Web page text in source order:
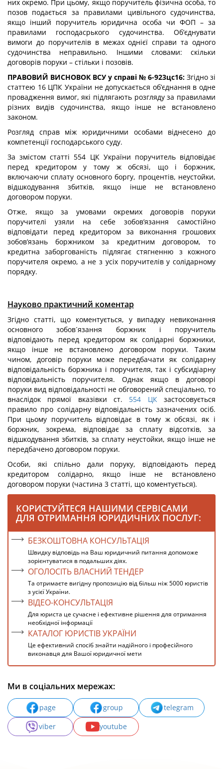
них окремо. При цьому, якщо поручитель фізична особа, то
позов подається за правилами цивільного судочинства,
якщо інший поручитель юридична особа чи ФОП – за
правилами господасрького судочинства. Об’єднувати
вимоги до поручителів в межах однієї справи та одного
судочинства неправильно. Іншими словами: скільки
договорів поруки – стільки і позовів.
ПРАВОВИЙ ВИСНОВОК ВСУ у справі № 6-923цс16: Згідно зі
статтею 16 ЦПК України не допускається об’єднання в одне
провадження вимог, які підлягають розгляду за правилами
різних видів судочинства, якщо інше не встановлено
законом.
Розгляд справ між юридичними особами віднесено до
компетенції господарського суду.
За змістом статті 554 ЦК України поручитель відповідає
перед кредитором у тому ж обсязі, що і боржник,
включаючи сплату основного боргу, процентів, неустойки,
відшкодування збитків, якщо інше не встановлено
договором поруки.
Отже, якщо за умовами окремих договорів поруки
поручителі узяли на себе зобов’язання самостійно
відповідати перед кредитором за виконання грошових
зобов’язань боржником за кредитним договором, то
кредитна заборгованість підлягає стягненню з кожного
поручителя окремо, а не з усіх поручителів у солідарному
порядку.
Науково практичний коментар
Згідно статті, що коментується, у випадку невиконання
основного зобов´язання боржник і поручитель
відповідають перед кредитором як солідарні боржники,
якщо інше не встановлено договором поруки. Таким
чином, договір поруки може передбачати як солідарну
відповідальність боржника і поручителя, так і субсидіарну
відповідальність поручителя. Однак якщо в договорі
поруки вид відповідальності не обговорений спеціально, то
внаслідок прямої вказівки ст. 554 ЦКзастосовується
правило про солідарну відповідальність зазначених осіб.
При цьому поручитель відповідає в тому ж обсязі, як і
боржник, зокрема, відповідає за сплату відсотків, за
відшкодування збитків, за сплату неустойки, якщо інше не
передбачено договором поруки.
Особи, які спільно дали поруку, відповідають перед
кредитором солідарно, якщо інше не встановлено
договором поруки (частина 3 статті, що коментується).
КОРИСТУЙТЕСЯ НАШИМИ СЕРВІСАМИ
ДЛЯ ОТРИМАННЯ ЮРИДИЧНИХ ПОСЛУГ:
БЕЗКОШТОВНА КОНСУЛЬТАЦІЯ
Швидку відповідь на Ваш юридичний питання допоможе
зорієнтуватися в подальших діях.
ОГОЛОСІТЬ ВЛАСНИЙ ТЕНДЕР
Та отримаєте вигідну пропозицію від більш ніж 5000 юристів
з усієї України.
ВІДЕО-КОНСУЛЬТАЦІЯ
Для юриста це сучасне і ефективне рішення для отримання
необхідної інформації
КАТАЛОГ ЮРИСТІВ УКРАЇНИ
Це ефективний спосіб знайти надійного і професійного
виконавця для Вашої юридичної мети
Ми в соціальних мережах:
page group
telegram
viber
youtube